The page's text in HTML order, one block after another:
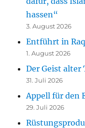
hassen“
3. August 2026
Entführt in
1. August 2026
Der Geist alter
31. Juli 2026
Appell für den
29. Juli 2026